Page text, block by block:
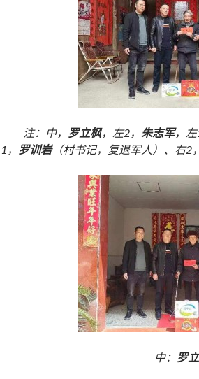
注：中， 罗立枫，左2， 朱志军，左
1，
罗训岩（村书记，复退军人）、右2，
中： 罗